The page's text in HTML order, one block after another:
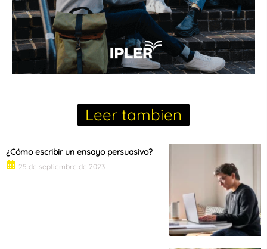
Leer tambien
¿Cómo escribir un ensayo persuasivo?
25 de septiembre de 2023